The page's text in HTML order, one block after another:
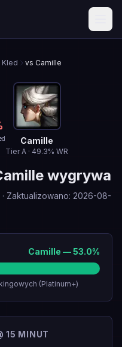
Kled vs Camille
Camille
TierA · 49.3% WR
wygrywa
· Zaktualizowano: 2026-08-
Camille —53.0%
(Platinum+)
15 MINUT